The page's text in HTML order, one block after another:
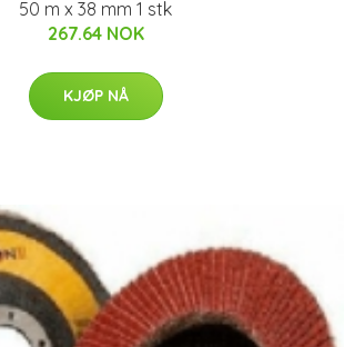
50 m x 38 mm 1 stk
267.64 NOK
KJØP NÅ